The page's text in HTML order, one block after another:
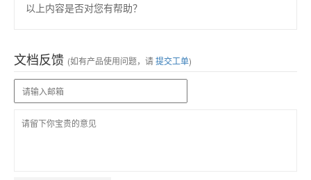
以上内容是否对您有帮助？
文档反馈 (如有产品使用问题，请提交工单)